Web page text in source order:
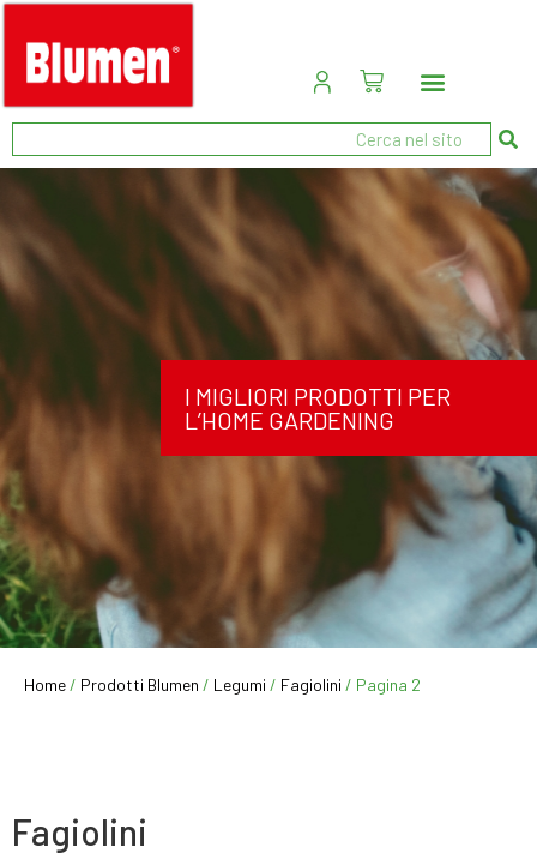
I MIGLIORI PRODOTTI PER
L’HOME GARDENING
Home / Prodotti Blumen / Legumi / Fagiolini / Pagina 2
Fagiolini